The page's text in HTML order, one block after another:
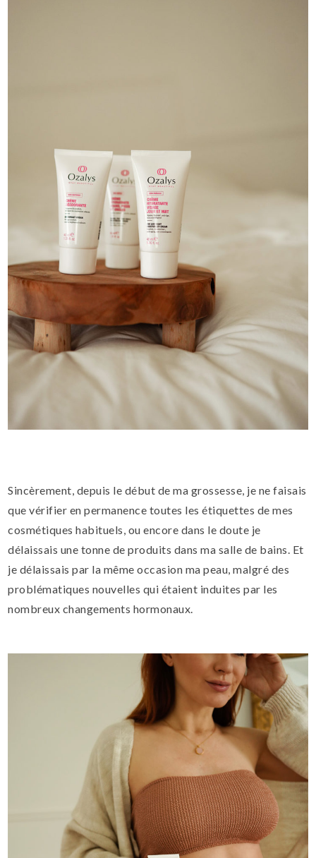
Sincèrement, depuis le début de ma grossesse, je ne faisais
que vérifier en permanence toutes les étiquettes de mes
cosmétiques habituels, ou encore dans le doute je
délaissais une tonne de produits dans ma salle de bains. Et
je délaissais par la même occasion ma peau, malgré des
problématiques nouvelles qui étaient induites par les
nombreux changements hormonaux.